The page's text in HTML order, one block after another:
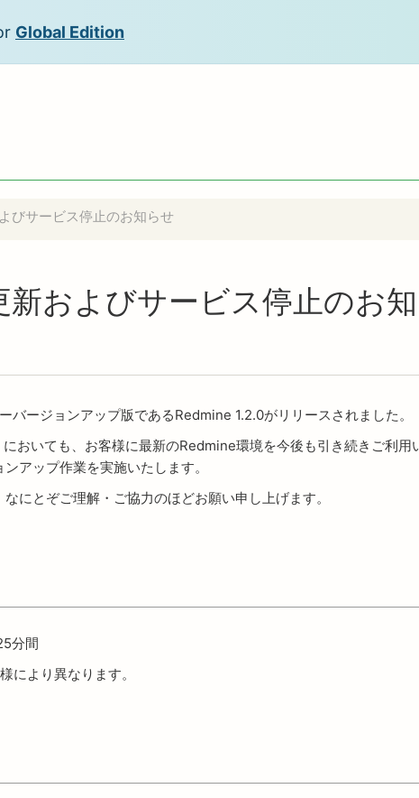
Global Edition
びサービス停止のお知らせ
およびサービス停止のお
ージョンアップ版であるRedmine 1.2.0がリリースされました。
おいても、お客様に最新のRedmine環境を今後も引き続きご利
アップ作業を実施いたします。
にとぞご理解・ご協力のほどお願い申し上げます。
分間
により異なります。